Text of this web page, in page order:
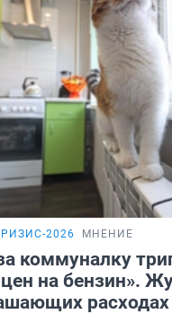
2026 МНЕНИЕ
коммуналку
на бензин».